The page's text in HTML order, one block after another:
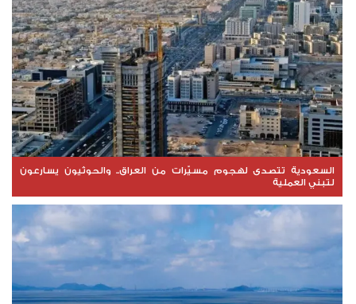
السعودية تتصدى لهجوم مسيّرات من العراق.. والحوثيون يسارعون
لتبني العملية